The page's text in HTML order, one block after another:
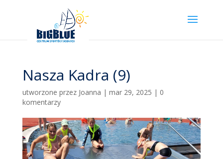
Nasza Kadra (9)
utworzone przez Joanna | mar 29, 2025 | 0
komentarzy